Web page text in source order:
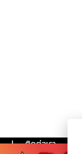
| ติดต่อเรา